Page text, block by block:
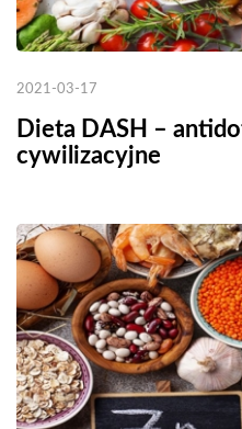
2021-03-17
Dieta DASH –
cywilizacyjne